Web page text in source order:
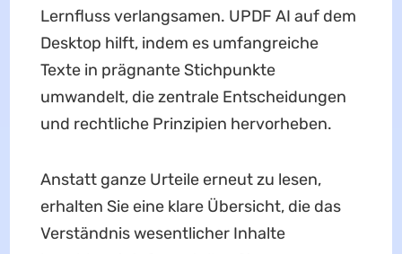
Lernfluss verlangsamen. UPDF AI auf dem
Desktop hilft, indem es umfangreiche
Texte in prägnante Stichpunkte
umwandelt, die zentrale Entscheidungen
und rechtliche Prinzipien hervorheben.
Anstatt ganze Urteile erneut zu lesen,
erhalten Sie eine klare Übersicht, die das
Verständnis wesentlicher Inhalte